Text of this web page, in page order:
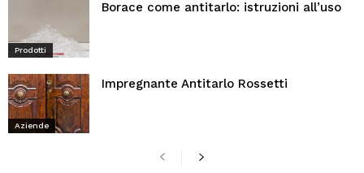
Prodotti
Borace come antitarlo: istruzioni all’uso
Aziende
Impregnante Antitarlo Rossetti